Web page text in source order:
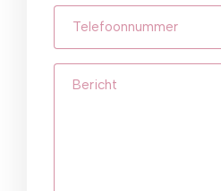
Telefoonnummer
Bericht